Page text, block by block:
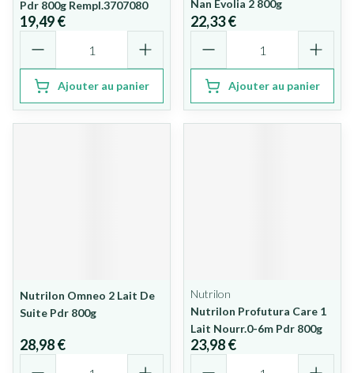
Pdr 800g Rempl.3707080
19,49 €
Ajouter au panier
Nan Evolia 2 800g
22,33 €
Ajouter au panier
Nutrilon Omneo 2 Lait De
Suite Pdr 800g
28,98 €
Nutrilon
Nutrilon Profutura Care 1
Lait Nourr.0-6m Pdr 800g
23,98 €